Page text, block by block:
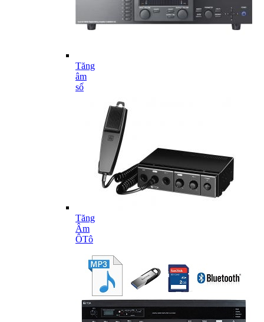
Tăng
âm
số
Tăng
Âm
ÔTô